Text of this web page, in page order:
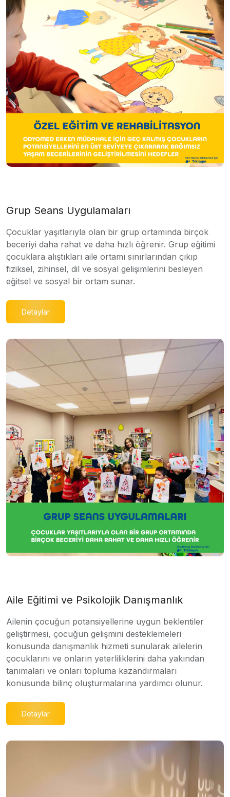
Grup Seans Uygulamaları
Çocuklar yaşıtlarıyla olan bir grup ortamında birçok
beceriyi daha rahat ve daha hızlı öğrenir. Grup eğitimi
çocuklara alıştıkları aile ortamı sınırlarından çıkıp
fiziksel, zihinsel, dil ve sosyal gelişimlerini besleyen
eğitsel ve sosyal bir ortam sunar.
Detaylar
Aile Eğitimi ve Psikolojik Danışmanlık
Ailenin çocuğun potansiyellerine uygun beklentiler
geliştirmesi, çocuğun gelişmini desteklemeleri
konusunda danışmanlık hizmeti sunularak ailelerin
çocuklarını ve onların yeterliliklerini daha yakından
tanımaları ve onları topluma kazandırmaları
konusunda bilinç oluşturmalarına yardımcı olunur.
Detaylar